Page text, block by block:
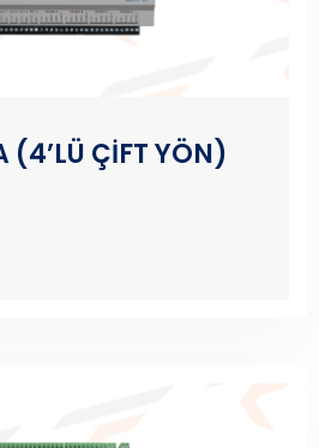
(4’LÜ ÇİFT YÖN)